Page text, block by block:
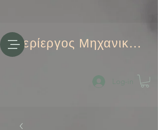
Περίεργος Μηχανικός
Log-in